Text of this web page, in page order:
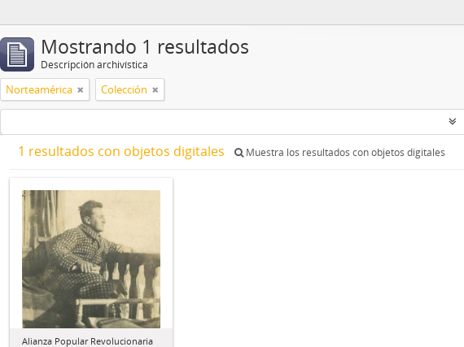
Mostrando 1 resultados
Descripción archivística
Norteamérica Colección
1 resultados con objetos digitales Muestra los resultados con objetos digitales
Alianza Popular Revolucionaria